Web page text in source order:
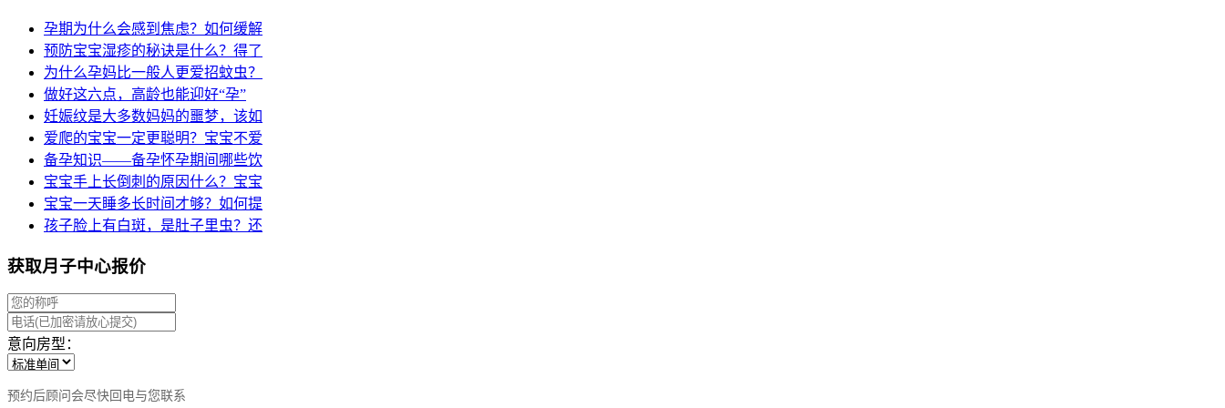
孕期为什么会感到焦虑？如何缓解
预防宝宝湿疹的秘诀是什么？得了
为什么孕妈比一般人更爱招蚊虫？
做好这六点，高龄也能迎好“孕”
妊娠纹是大多数妈妈的噩梦，该如
爱爬的宝宝一定更聪明？宝宝不爱
备孕知识——备孕怀孕期间哪些饮
宝宝手上长倒刺的原因什么？宝宝
宝宝一天睡多长时间才够？如何提
孩子脸上有白斑，是肚子里虫？还
获取月子中心报价
意向房型：
预约后顾问会尽快回电与您联系